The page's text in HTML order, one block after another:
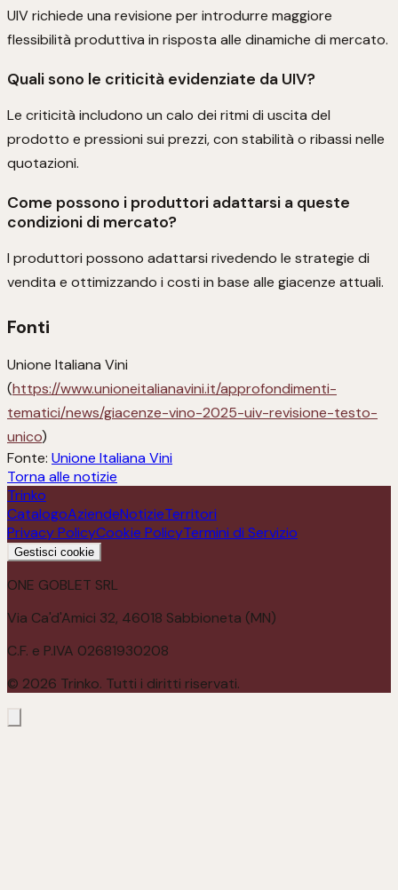
UIV richiede una revisione per introdurre maggiore
flessibilità produttiva in risposta alle dinamiche di mercato.
Quali sono le criticità evidenziate da UIV?
Le criticità includono un calo dei ritmi di uscita del
prodotto e pressioni sui prezzi, con stabilità o ribassi nelle
quotazioni.
Come possono i produttori adattarsi a queste
condizioni di mercato?
I produttori possono adattarsi rivedendo le strategie di
vendita e ottimizzando i costi in base alle giacenze attuali.
Fonti
Unione Italiana Vini
(https://www.unioneitalianavini.it/approfondimenti-
tematici/news/giacenze-vino-2025-uiv-revisione-testo-
unico)
Fonte: Unione Italiana Vini
Torna alle notizie
Trinko
CatalogoAziendeNotizieTerritori
Privacy PolicyCookie PolicyTermini di Servizio
Gestisci cookie
ONE GOBLET SRL
Via Ca'd'Amici 32, 46018 Sabbioneta (MN)
C.F. e P.IVA 02681930208
© 2026 Trinko. Tutti i diritti riservati.